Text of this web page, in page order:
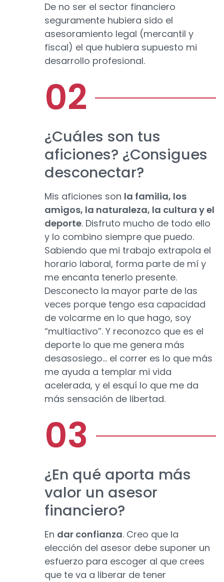
De no ser el sector financiero
seguramente hubiera sido el
asesoramiento legal (mercantil y
fiscal) el que hubiera supuesto mi
desarrollo profesional.
¿Cuáles son tus
aficiones? ¿Consigues
desconectar?
Mis aficiones son la familia, los
amigos, la naturaleza, la cultura y el
deporte. Disfruto mucho de todo ello
y lo combino siempre que puedo.
Sabiendo que mi trabajo extrapola el
horario laboral, forma parte de mí y
me encanta tenerlo presente.
Desconecto la mayor parte de las
veces porque tengo esa capacidad
de volcarme en lo que hago, soy
“multiactivo”. Y reconozco que es el
deporte lo que me genera más
desasosiego… el correr es lo que más
me ayuda a templar mi vida
acelerada, y el esquí lo que me da
más sensación de libertad.
¿En qué aporta más
valor un asesor
financiero?
En dar confianza. Creo que la
elección del asesor debe suponer un
esfuerzo para escoger al que crees
que te va a liberar de tener